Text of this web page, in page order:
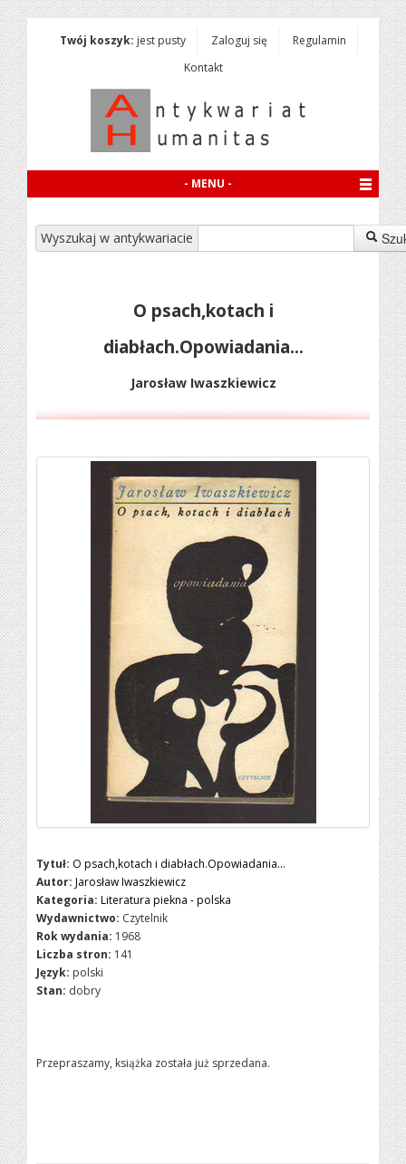
Twój koszyk: jest pusty Zaloguj się
Regulamin
Kontakt
- MENU -
Wyszukaj w antykwariacie
O psach,kotach i
diabłach.Opowiadania...
Jarosław Iwaszkiewicz
Tytuł: O psach,kotach i diabłach.Opowiadania...
Autor: Jarosław Iwaszkiewicz
Kategoria: Literatura piekna - polska
Wydawnictwo: Czytelnik
Rok wydania: 1968
Liczba stron: 141
Język: polski
Stan: dobry
Przepraszamy, książka została już sprzedana.